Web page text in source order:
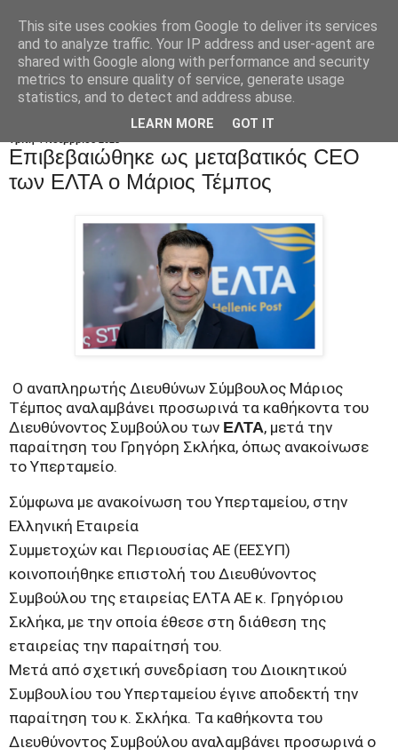
Επιβεβαιώθηκε ως μεταβατικός CEO
των ΕΛΤΑ ο Μάριος Τέμπος
Ο αναπληρωτής Διευθύνων Σύμβουλος Μάριος
Τέμπος αναλαμβάνει προσωρινά τα καθήκοντα του
Διευθύνοντος Συμβούλου των ΕΛΤΑ, μετά την
παραίτηση του Γρηγόρη Σκλήκα, όπως ανακοίνωσε
το Υπερταμείο.
Σύμφωνα με ανακοίνωση του Υπερταμείου, στην
Ελληνική Εταιρεία
Συμμετοχών και Περιουσίας ΑΕ (ΕΕΣΥΠ)
κοινοποιήθηκε επιστολή του Διευθύνοντος
Συμβούλου της εταιρείας ΕΛΤΑ ΑΕ κ. Γρηγόριου
Σκλήκα, με την οποία έθεσε στη διάθεση της
εταιρείας την παραίτησή του.
Μετά από σχετική συνεδρίαση του Διοικητικού
Συμβουλίου του Υπερταμείου έγινε αποδεκτή την
παραίτηση του κ. Σκλήκα. Τα καθήκοντα του
Διευθύνοντος Συμβούλου αναλαμβάνει προσωρινά ο
This site uses cookies from Google to deliver its services
and to analyze traffic. Your IP address and user-agent are
shared with Google along with performance and security
metrics to ensure quality of service, generate usage
statistics, and to detect and address abuse.
LEARN MORE GOT IT